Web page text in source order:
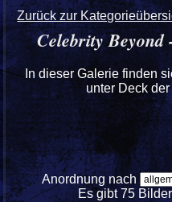
Zurück zur
Celebrity
In dieser Galerie finden
unter Deck
Anordnung nach
Es gibt 75